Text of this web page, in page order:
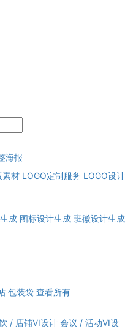
海报
素材 LOGO定制服务 LOGO设计
成 图标设计生成 班徽设计生成
包装袋 查看所有
/ 店铺VI设计 会议 / 活动VI设